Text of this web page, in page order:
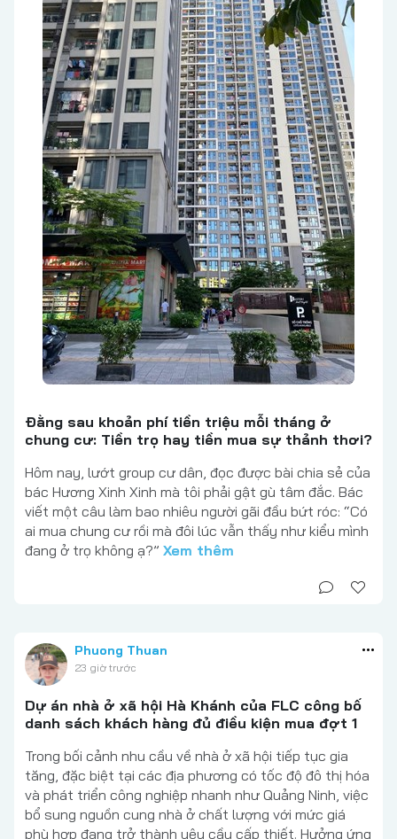
Đằng sau khoản phí tiền triệu mỗi tháng ở
chung cư: Tiền trọ hay tiền mua sự thảnh thơi?
Hôm nay, lướt group cư dân, đọc được bài chia sẻ của
bác Hương Xinh Xinh mà tôi phải gật gù tâm đắc. Bác
viết một câu làm bao nhiêu người gãi đầu bứt róc: “Có
ai mua chung cư rồi mà đôi lúc vẫn thấy như kiểu mình
đang ở trọ không ạ?” Xem thêm
Phuong Thuan
23 giờ trước
Dự án nhà ở xã hội Hà Khánh của FLC công bố
danh sách khách hàng đủ điều kiện mua đợt 1
Trong bối cảnh nhu cầu về nhà ở xã hội tiếp tục gia
tăng, đặc biệt tại các địa phương có tốc độ đô thị hóa
và phát triển công nghiệp nhanh như Quảng Ninh, việc
bổ sung nguồn cung nhà ở chất lượng với mức giá
phù hợp đang trở thành yêu cầu cấp thiết. Hưởng ứng